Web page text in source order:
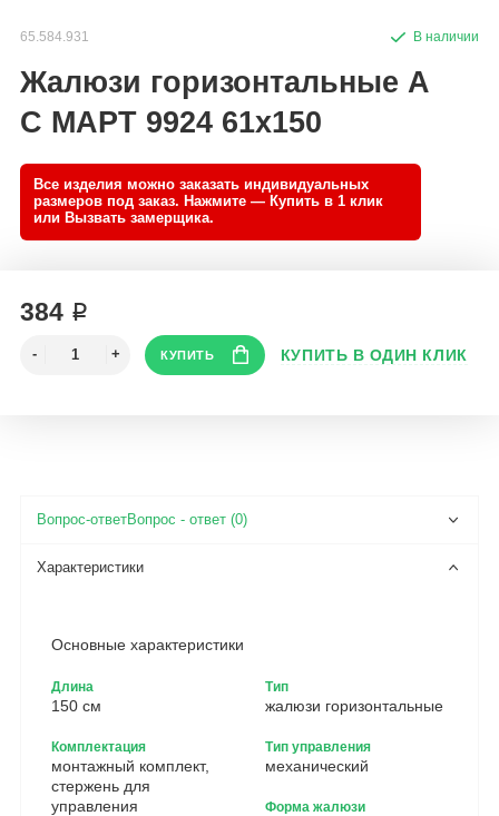
65.584.931
Жалюзи горизонтальные А
С МАРТ 9924 61x150
384 ₽
Вопрос - ответ (0)
Основные характеристики
Длина
150 см
Комплектация
монтажный комплект,
стержень для
управления
Тип
жалюзи горизонтальные
Тип управления
механический
Форма жалюзи